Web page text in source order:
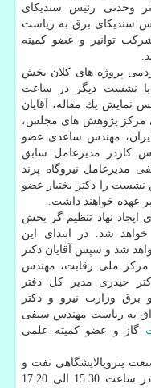
وحدتی رئیس سندیكای
سندیكای برق به ریاست
توانیر و عضو كمیته
پروژه های كلان بخش
با نشست دیگر در ساعت
آن سپس نمایش یك مقاله، آقایان
مركز پژوهش های مجلس،
مهندس ساعدی عضو
كاردر مدیرعامل سابق
نیروگاه پرند
را دكتر بختیار عضو
عهده خواهند داشت.
نهاد تنظیم گر بخش
15.30 الی 17.20 انجام خواهد شد. در ابتدای این
شد و سپس آقایان دكتر
ملی رقابت، مهندس
حیدری مدیر كل دفتر
وزارت نیرو و دكتر
به ریاست مهندس سیفی
گاز و عضو كمیته علمی
پتروپالایشگاهی نفت و
میعانات گازی همزمان با نشست دیگر در ساعت 15.30 الی 17.20